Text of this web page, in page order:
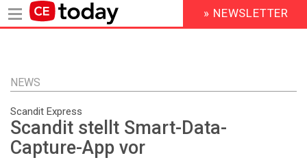
Inhalt
HEADER
MENU
» NEWSLETTER
NEWS
Scandit Express
Scandit stellt Smart-Data-
Capture-App vor